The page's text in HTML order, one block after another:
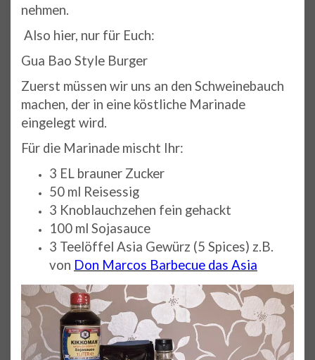
nehmen.
Also hier, nur für Euch:
Gua Bao Style Burger
Zuerst müssen wir uns an den Schweinebauch
machen, der in eine köstliche Marinade
eingelegt wird.
Für die Marinade mischt Ihr:
3 EL brauner Zucker
50 ml Reisessig
3 Knoblauchzehen fein gehackt
100 ml Sojasauce
3 Teelöffel Asia Gewürz (5 Spices) z.B.
von Don Marcos Barbecue das Asia